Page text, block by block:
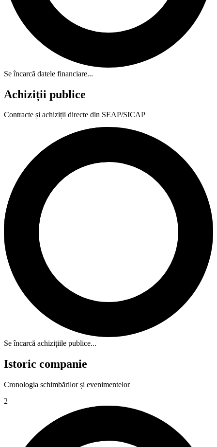
Se încarcă datele financiare...
Achiziții publice
Contracte și achiziții directe din SEAP/SICAP
Se încarcă achizițiile publice...
Istoric companie
Cronologia schimbărilor și evenimentelor
2